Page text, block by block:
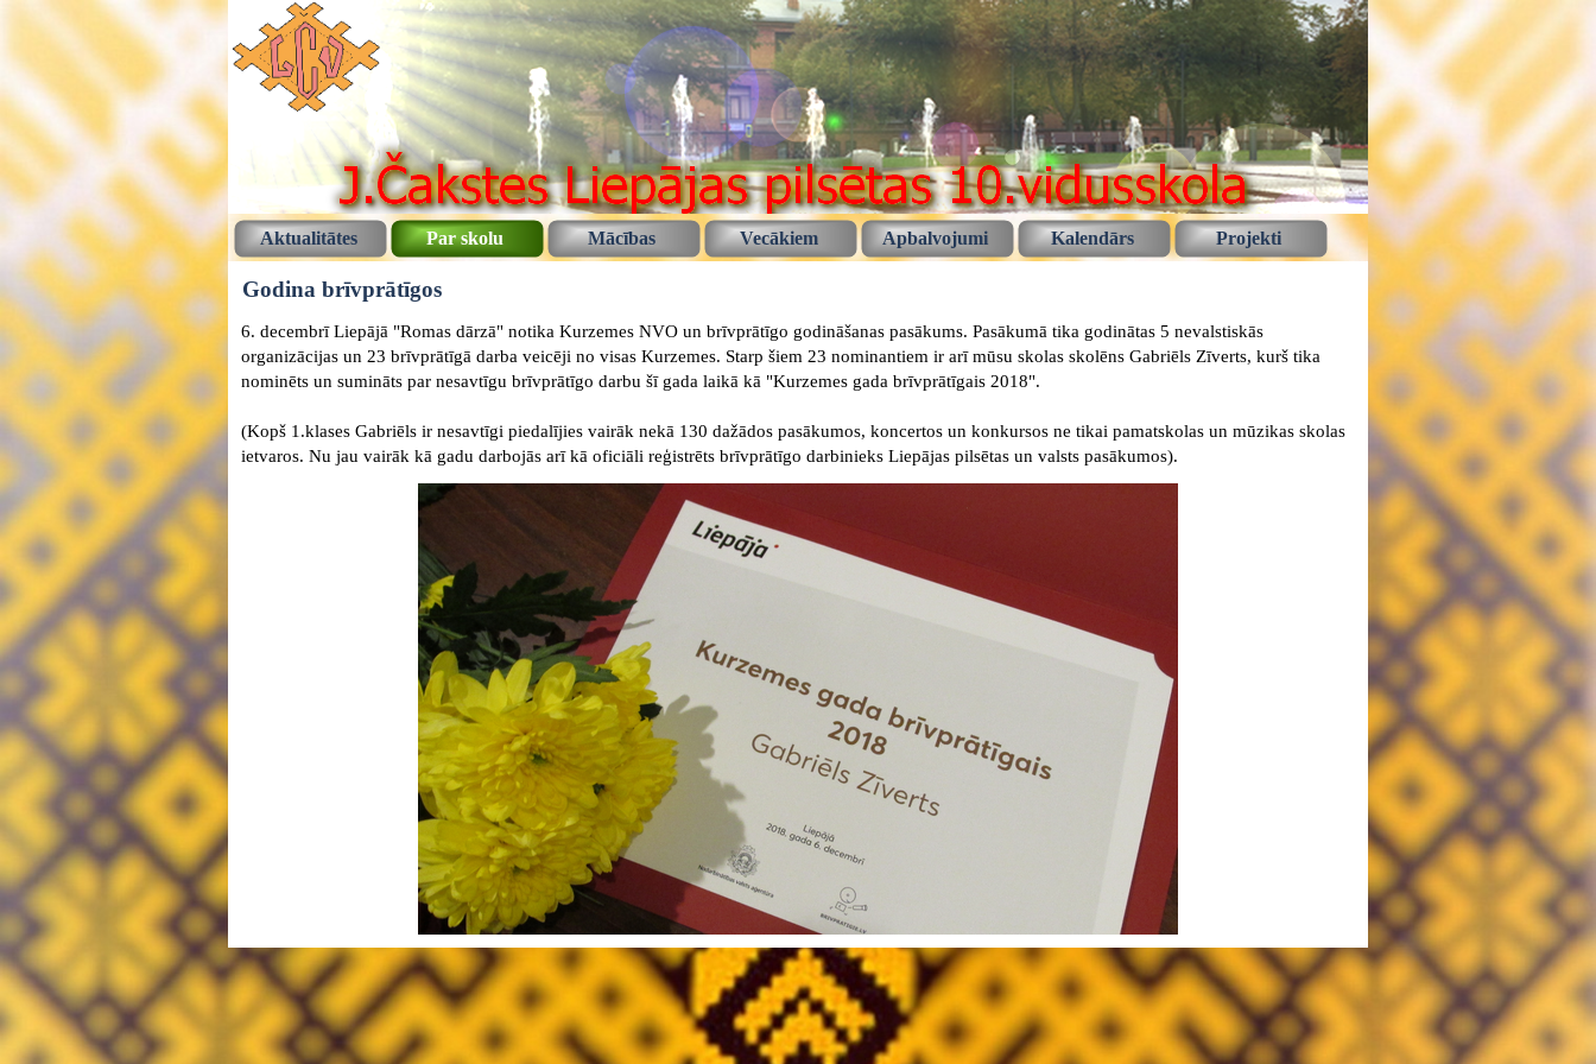
Aktualitātes Par skolu Mācības Vecākiem Apbalvojumi Kalendārs Projekti
Godina brīvprātīgos
6. decembrī Liepājā "Romas dārzā" notika Kurzemes NVO un brīvprātīgo godināšanas pasākums. Pasākumā tika godinātas 5 nevalstiskās
organizācijas un 23 brīvprātīgā darba veicēji no visas Kurzemes. Starp šiem 23 nominantiem ir arī mūsu skolas skolēns Gabriēls Zīverts, kurš tika
nominēts un sumināts par nesavtīgu brīvprātīgo darbu šī gada laikā kā "Kurzemes gada brīvprātīgais 2018".
(Kopš 1.klases Gabriēls ir nesavtīgi piedalījies vairāk nekā 130 dažādos pasākumos, koncertos un konkursos ne tikai pamatskolas un mūzikas skolas
ietvaros. Nu jau vairāk kā gadu darbojās arī kā oficiāli reģistrēts brīvprātīgo darbinieks Liepājas pilsētas un valsts pasākumos).